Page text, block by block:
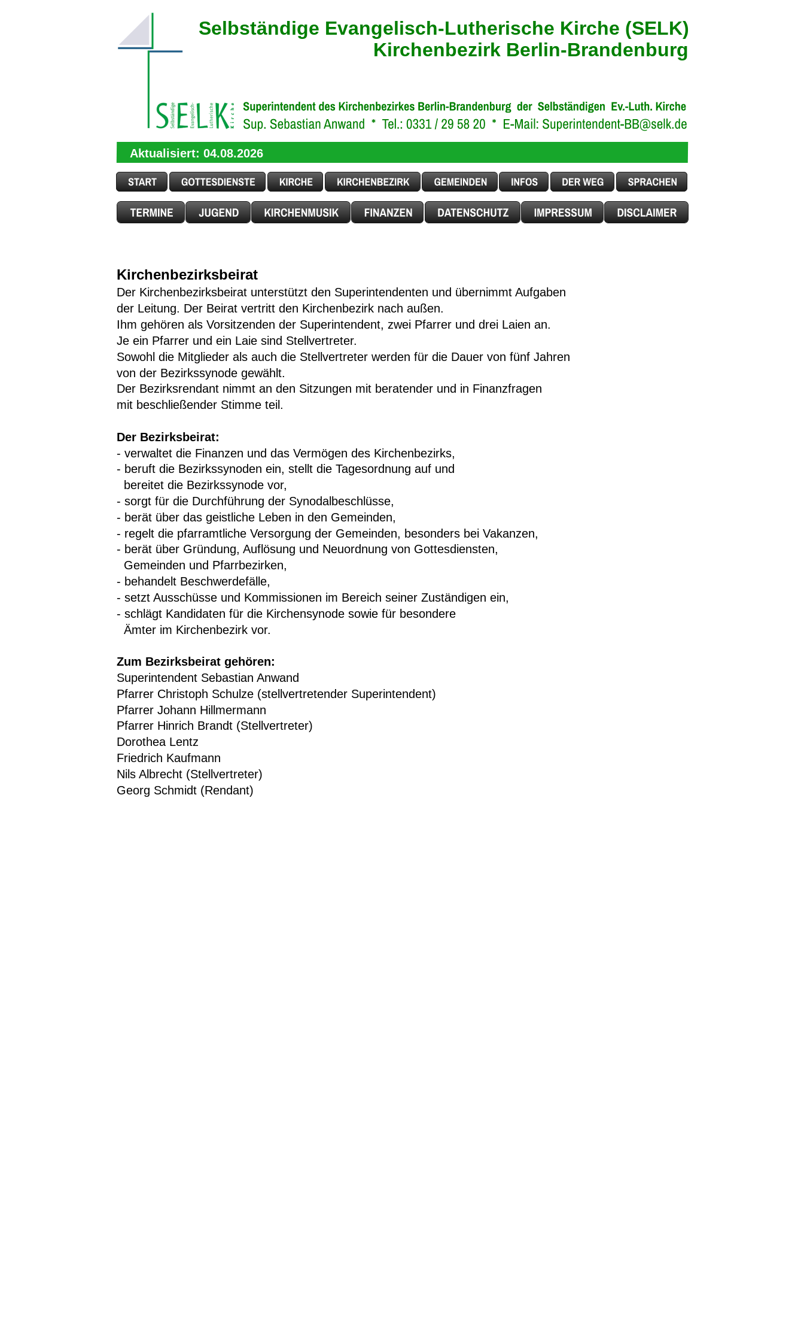
Kirchenbezirksbeirat
Der Kirchenbezirksbeirat unterstützt den Superintendenten und übernimmt Aufgaben
der Leitung. Der Beirat vertritt den Kirchenbezirk nach außen.
Ihm gehören als Vorsitzenden der Superintendent, zwei Pfarrer und drei Laien an.
Je ein Pfarrer und ein Laie sind Stellvertreter.
Sowohl die Mitglieder als auch die Stellvertreter werden für die Dauer von fünf Jahren
von der Bezirkssynode gewählt.
Der Bezirksrendant nimmt an den Sitzungen mit beratender und in Finanzfragen
mit beschließender Stimme teil.
Der Bezirksbeirat:
- verwaltet die Finanzen und das Vermögen des Kirchenbezirks,
- beruft die Bezirkssynoden ein, stellt die Tagesordnung auf und
  bereitet die Bezirkssynode vor,
- sorgt für die Durchführung der Synodalbeschlüsse,
- berät über das geistliche Leben in den Gemeinden,
- regelt die pfarramtliche Versorgung der Gemeinden, besonders bei Vakanzen,
- berät über Gründung, Auflösung und Neuordnung von Gottesdiensten,
  Gemeinden und Pfarrbezirken,
- behandelt Beschwerdefälle,
- setzt Ausschüsse und Kommissionen im Bereich seiner Zuständigen ein,
- schlägt Kandidaten für die Kirchensynode sowie für besondere
  Ämter im Kirchenbezirk vor.
Zum Bezirksbeirat gehören:
Superintendent Sebastian Anwand
Pfarrer Christoph Schulze (stellvertretender Superintendent)
Pfarrer Johann Hillmermann
Pfarrer Hinrich Brandt (Stellvertreter)
Dorothea Lentz
Friedrich Kaufmann
Nils Albrecht (Stellvertreter)
Georg Schmidt (Rendant)
Aktualisiert: 04.08.2026
Selbständige Evangelisch-Lutherische Kirche (SELK)
Kirchenbezirk Berlin-Brandenburg